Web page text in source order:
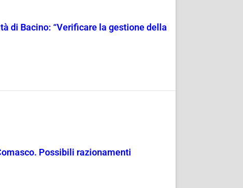
di Bacino: “Verificare la gestione della
Possibili razionamenti